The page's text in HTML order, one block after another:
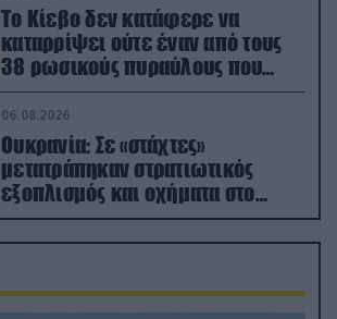
Το Κίεβο δεν κατάφερε να
καταρρίψει ούτε έναν από τους
38 ρωσικούς πυραύλους που
εκτοξεύτηκαν εναντίον του
06.08.2026
Ουκρανία: Σε «στάχτες»
μετατράπηκαν στρατιωτικός
εξοπλισμός και οχήματα στο
Κίεβο μετά από ρωσικά
πλήγματα (βίντεο)